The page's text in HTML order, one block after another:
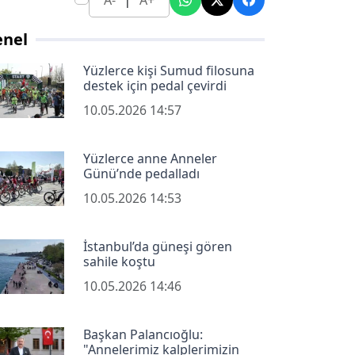
Yüzlerce kişi Sumud filosuna
destek için pedal çevirdi
10.05.2026 14:57
Yüzlerce anne Anneler
Günü’nde pedalladı
10.05.2026 14:53
İstanbul’da güneşi gören
sahile koştu
10.05.2026 14:46
Başkan Palancıoğlu:
"Annelerimiz kalplerimizin